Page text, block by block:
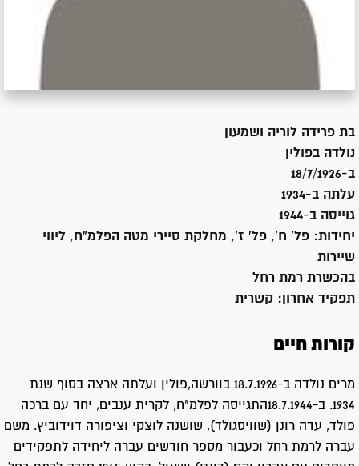
בת פרידה לוריה ושמעון
נולדה בפולין
ב-18/7/1926
עלתה ב-1934
גוייסה ב-1944
יחידות: פל' ח', פל' ז', מחלקת סיירי מטה הפלמ"ח, ליווי
שיירות
בהכשרת רמת רחל
תפקיד אחרון: קשרית
קורות חיים
מרים נולדה ב-18.7.1926 בוורשה,פולין ועלתה ארצה בסוף שנת
1934. ב-18.7.1944התגייסה לפלמ"ח, לקרית ענבים, יחד עם ברכה
פולד, עדה רונן (שוויסגולד), שושנה לוצקי וציפורה דוידוביץ. משם
עברה לרמת רחל וכעבור מספר חודשים עברה ליחידה לתפקידים